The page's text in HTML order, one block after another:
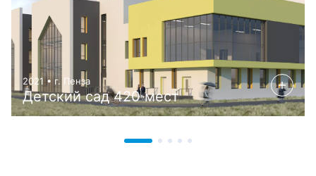
2021 • г. Пенза
Детский сад 420 мест